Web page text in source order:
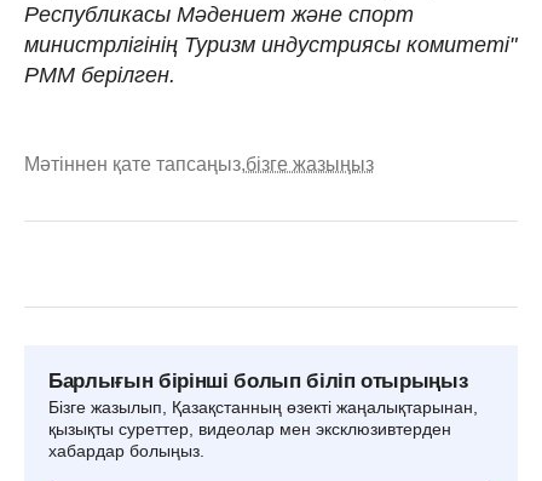
Республикасы Мәдениет және спорт
министрлігінің Туризм индустриясы комитеті"
РММ берілген.
Мәтіннен қате тапсаңыз,бізге жазыңыз
Барлығын бірінші болып біліп отырыңыз
Бізге жазылып, Қазақстанның өзекті жаңалықтарынан,
қызықты суреттер, видеолар мен эксклюзивтерден
хабардар болыңыз.